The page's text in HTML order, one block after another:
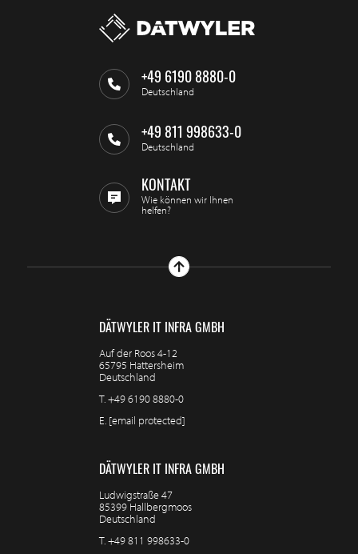
+49 6190 8880-0
Deutschland
+49 811 998633-0
Deutschland
KONTAKT
Wie können wir Ihnen
helfen?
DÄTWYLER IT INFRA GMBH
Auf der Roos 4-12
65795 Hattersheim
Deutschland
T.+49 6190 8880-0
E. [email protected]
DÄTWYLER IT INFRA GMBH
Ludwigstraße 47
85399 Hallbergmoos
Deutschland
T.+49 811 998633-0